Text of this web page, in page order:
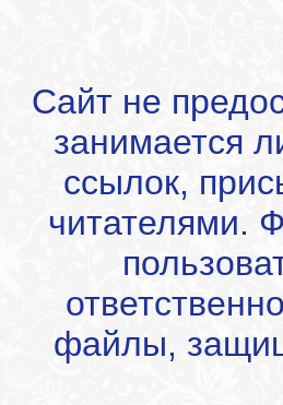
Сайт не
занимается
ссылок,
читателями.
файлы,